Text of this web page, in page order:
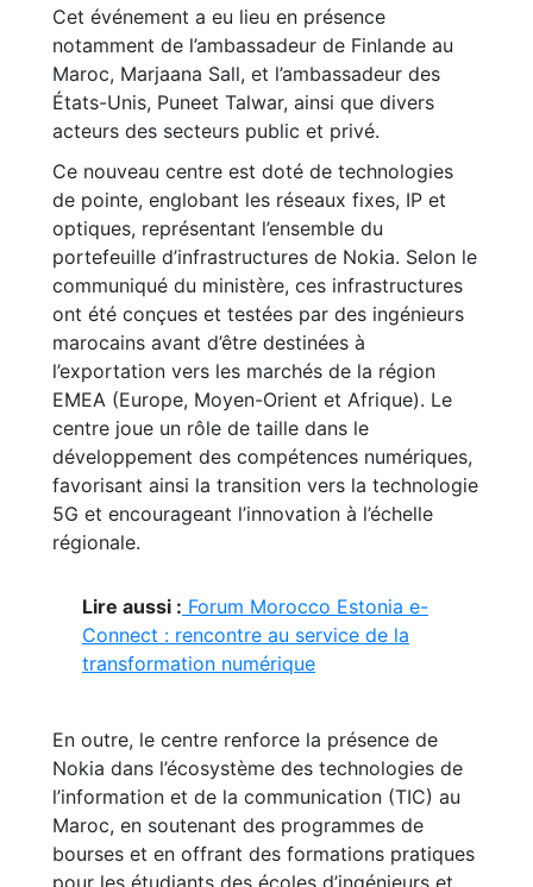
Cet événement a eu lieu en présence
notamment de l’ambassadeur de Finlande au
Maroc, Marjaana Sall, et l’ambassadeur des
États-Unis, Puneet Talwar, ainsi que divers
acteurs des secteurs public et privé.
Ce nouveau centre est doté de technologies
de pointe, englobant les réseaux fixes, IP et
optiques, représentant l’ensemble du
portefeuille d’infrastructures de Nokia. Selon le
communiqué du ministère, ces infrastructures
ont été conçues et testées par des ingénieurs
marocains avant d’être destinées à
l’exportation vers les marchés de la région
EMEA (Europe, Moyen-Orient et Afrique). Le
centre joue un rôle de taille dans le
développement des compétences numériques,
favorisant ainsi la transition vers la technologie
5G et encourageant l’innovation à l’échelle
régionale.
Lire aussi : Forum Morocco Estonia e-
Connect : rencontre au service de la
transformation numérique
En outre, le centre renforce la présence de
Nokia dans l’écosystème des technologies de
l’information et de la communication (TIC) au
Maroc, en soutenant des programmes de
bourses et en offrant des formations pratiques